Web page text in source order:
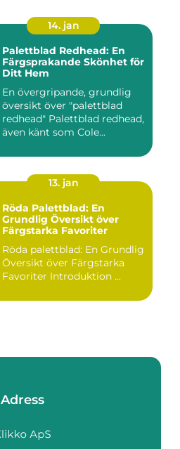
14. jan
Palettblad Redhead: En
Färgsprakande Skönhet för
Ditt Hem
En övergripande, grundlig
översikt över "palettblad
redhead" Palettblad redhead,
även känt som Cole...
13. jan
Röda Palettblad: En
Grundlig Översikt över
Färgstarka Favoriter
Röda palettblad: En Grundlig
Översikt över Färgstarka
Favoriter Introduktion ...
Adress